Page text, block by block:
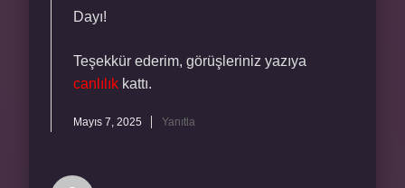
Dayı!
Teşekkür ederim, görüşleriniz yazıya
canlılık kattı.
Mayıs 7, 2025 Yanıtla